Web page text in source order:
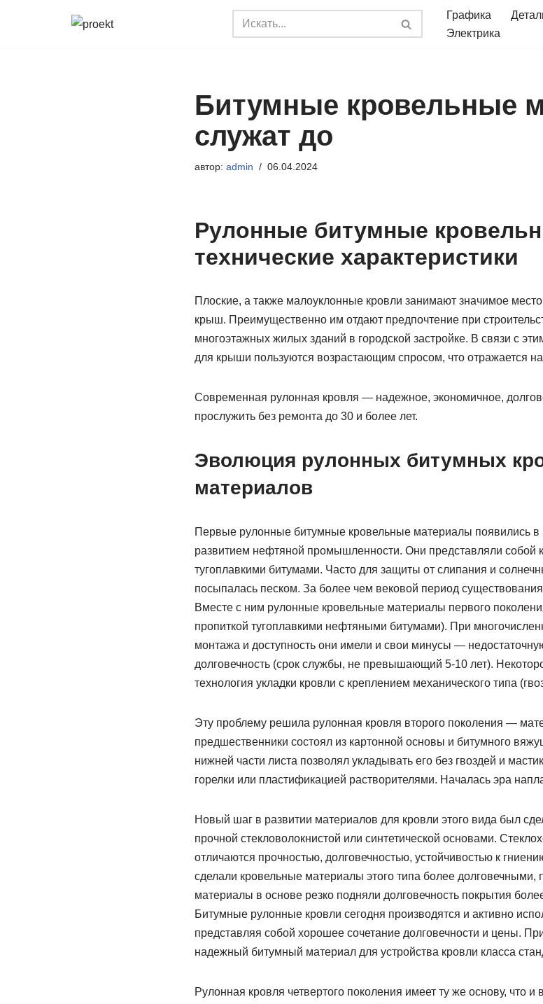
Графика
Электрика
Битумные кровельные
служат до
автор: admin 06.04.2024
Рулонные битумные
технические характеристики
Плоские, а также малоуклонные кровли занимают значимое
крыш. Преимущественно им отдают предпочтение при
многоэтажных жилых зданий в городской застройке. В связи с
для крыши пользуются возрастающим спросом, что отражается
Современная рулонная кровля — надежное, экономичное,
прослужить без ремонта до 30 и более лет.
Эволюция рулонных битумных
материалов
Первые рулонные битумные кровельные материалы появились в
развитием нефтяной промышленности. Они представляли собой
тугоплавкими битумами. Часто для защиты от слипания и
посыпалась песком. За более чем вековой период
Вместе с ним рулонные кровельные материалы первого
пропиткой тугоплавкими нефтяными битумами). При
монтажа и доступность они имели и свои минусы —
долговечность (срок службы, не превышающий 5-10 лет).
технология укладки кровли с креплением механического типа
Эту проблему решила рулонная кровля второго поколения —
предшественники состоял из картонной основы и битумного
нижней части листа позволял укладывать его без гвоздей и
горелки или пластификацией растворителями. Началась эра
Новый шаг в развитии материалов для кровли этого вида был
прочной стекловолокнистой или синтетической основами.
отличаются прочностью, долговечностью, устойчивостью к
сделали кровельные материалы этого типа более
материалы в основе резко подняли долговечность покрытия
Битумные рулонные кровли сегодня производятся и активно
представляя собой хорошее сочетание долговечности и цены.
надежный битумный материал для устройства кровли класса
Рулонная кровля четвертого поколения имеет ту же основу, что